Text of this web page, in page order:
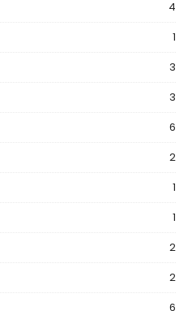
4
1
3
3
6
2
1
1
2
2
6